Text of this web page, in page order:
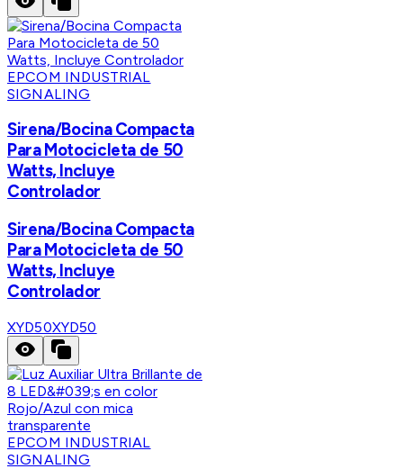
EPCOM INDUSTRIAL
SIGNALING
Sirena/Bocina Compacta
Para Motocicleta de 50
Watts, Incluye
Controlador
Sirena/Bocina Compacta
Para Motocicleta de 50
Watts, Incluye
Controlador
XYD50XYD50
EPCOM INDUSTRIAL
SIGNALING